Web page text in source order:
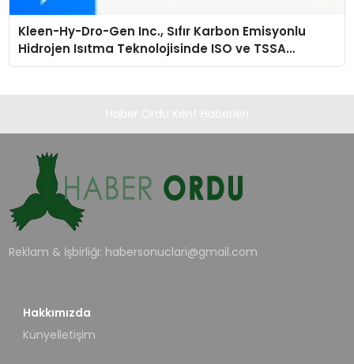
Kleen-Hy-Dro-Gen Inc., Sıfır Karbon Emisyonlu
Hidrojen Isıtma Teknolojisinde ISO ve TSSA
Düzenleyici Onaylarını Aldı
Reklam & İşbirliği: habersonuclari@gmail.com
Hakkımızda
Künyeİletişim